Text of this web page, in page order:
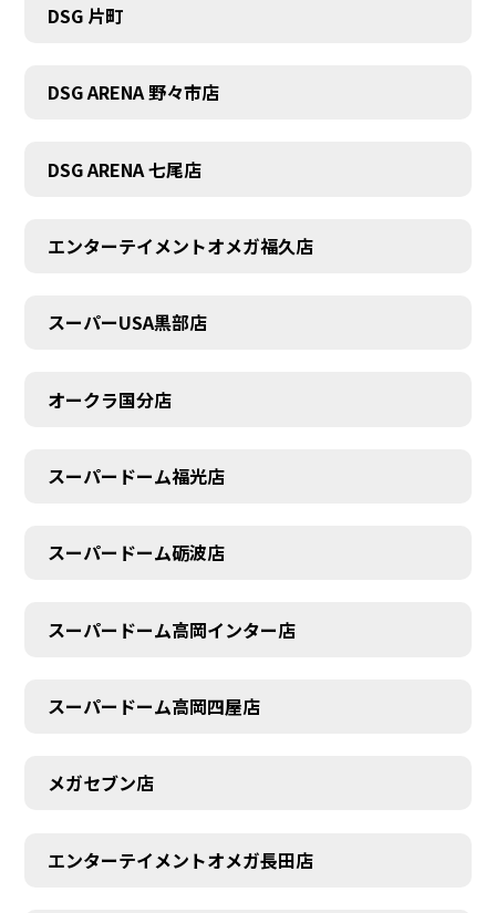
DSG 片町
DSG ARENA 野々市店
DSG ARENA 七尾店
エンターテイメントオメガ福久店
スーパーUSA黒部店
オークラ国分店
スーパードーム福光店
スーパードーム砺波店
スーパードーム高岡インター店
スーパードーム高岡四屋店
メガセブン店
エンターテイメントオメガ長田店